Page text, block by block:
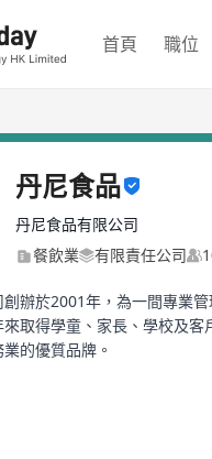
首頁 職位
丹尼食品
丹尼食品有限公司
餐飲業
有限責任公司
辦於2001年，為一間專業
取得學童、家長、學校及
的優質品牌。
每日新鮮製作優質美味的飯